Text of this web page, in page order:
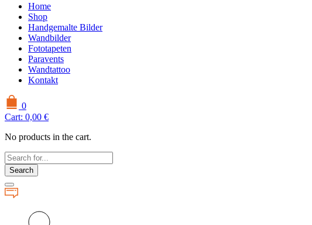
Home
Shop
Handgemalte Bilder
Wandbilder
Fototapeten
Paravents
Wandtattoo
Kontakt
0
Cart: 0,00 €
No products in the cart.
Search